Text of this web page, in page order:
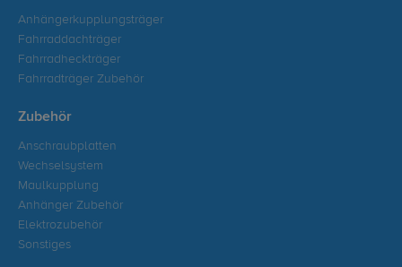
Anhängerkupplungsträger
Fahrraddachträger
Fahrradheckträger
Fahrradträger Zubehör
Zubehör
Anschraubplatten
Wechselsystem
Maulkupplung
Anhänger Zubehör
Elektrozubehör
Sonstiges